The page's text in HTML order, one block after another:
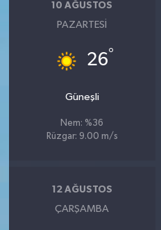
10 AĞUSTOS
PAZARTESI
26°
Güneşli
Nem: %36
Rüzgar: 9.00 m/s
12 AĞUSTOS
ÇARŞAMBA